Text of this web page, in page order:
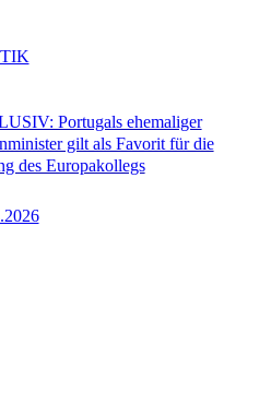
Portugals ehemaliger
gilt als Favorit für die
des Europakollegs